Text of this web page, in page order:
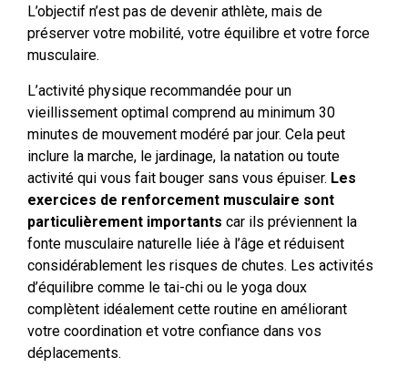
L’objectif n’est pas de devenir athlète, mais de
préserver votre mobilité, votre équilibre et votre force
musculaire.
L’activité physique recommandée pour un
vieillissement optimal comprend au minimum 30
minutes de mouvement modéré par jour. Cela peut
inclure la marche, le jardinage, la natation ou toute
activité qui vous fait bouger sans vous épuiser. Les
exercices de renforcement musculaire sont
particulièrement importants car ils préviennent la
fonte musculaire naturelle liée à l’âge et réduisent
considérablement les risques de chutes. Les activités
d’équilibre comme le tai-chi ou le yoga doux
complètent idéalement cette routine en améliorant
votre coordination et votre confiance dans vos
déplacements.